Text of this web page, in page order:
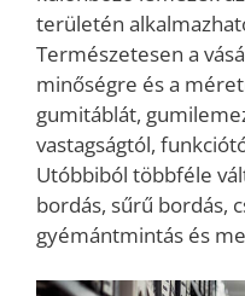
területén
Természetesen a
minőségre és a
gumitáblát,
vastagságtól,
Utóbbiból többféle
bordás, sűrű bordás,
gyémántmintás és